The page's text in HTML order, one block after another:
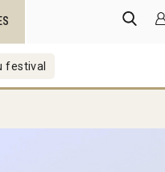
festival